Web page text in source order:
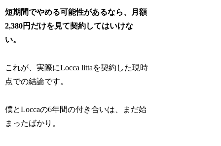
短期間でやめる可能性があるなら、月額
2,380円だけを見て契約してはいけな
い。
これが、実際にLocca littaを契約した現時
点での結論です。
僕とLoccaの6年間の付き合いは、まだ始
まったばかり。